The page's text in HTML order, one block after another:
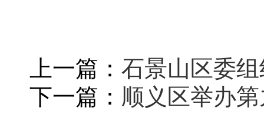
上一篇： 石景山区委
下一篇： 顺义区举办